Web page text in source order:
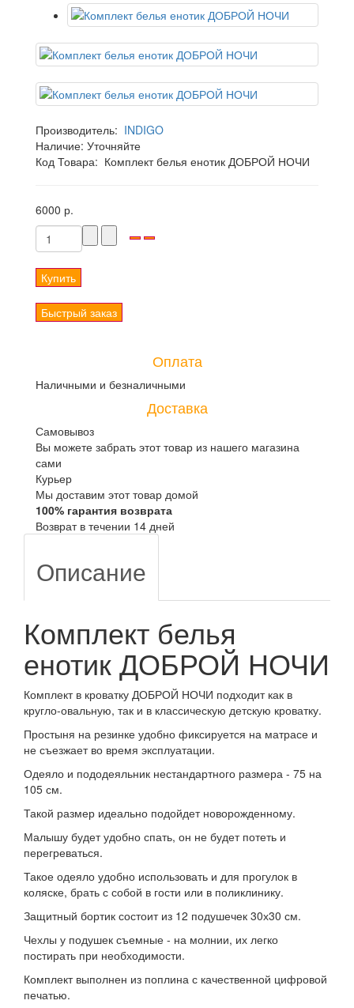
Производитель: INDIGO
Наличие: Уточняйте
Код Товара: Комплект белья енотик ДОБРОЙ НОЧИ
6000 р.
Купить
Быстрый заказ
Оплата
Наличными и безналичными
Доставка
Самовывоз
Вы можете забрать этот товар из нашего магазина
сами
Курьер
Мы доставим этот товар домой
100% гарантия возврата
Возврат в течении 14 дней
Описание
Комплект белья
енотик ДОБРОЙ НОЧИ
Комплект в кроватку ДОБРОЙ НОЧИ подходит как в
кругло-овальную, так и в классическую детскую кроватку.
Простыня на резинке удобно фиксируется на матрасе и
не съезжает во время эксплуатации.
Одеяло и пододеяльник нестандартного размера - 75 на
105 см.
Такой размер идеально подойдет новорожденному.
Малышу будет удобно спать, он не будет потеть и
перегреваться.
Такое одеяло удобно использовать и для прогулок в
коляске, брать с собой в гости или в поликлинику.
Защитный бортик состоит из 12 подушечек 30х30 см.
Чехлы у подушек съемные - на молнии, их легко
постирать при необходимости.
Комплект выполнен из поплина с качественной цифровой
печатью.